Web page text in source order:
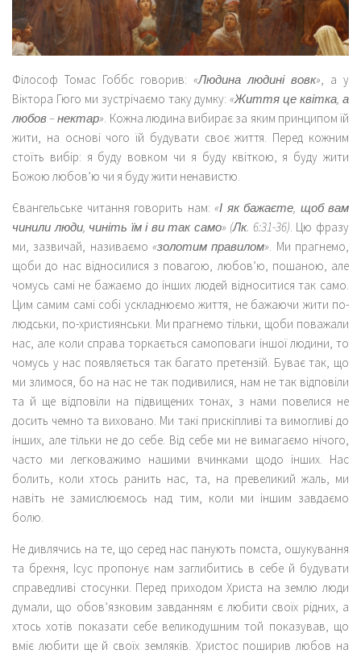
Філософ Томас Гоббс говорив: «Людина людині вовк», а у
Віктора Гюго ми зустрічаємо таку думку:«Життя це квітка, а
любов – нектар». Кожна людина вибирає за яким принципом їй
жити, на основі чого їй будувати своє життя. Перед кожним
стоїть вибір: я буду вовком чи я буду квіткою, я буду жити
Божою любов’ю чи я буду жити ненавистю.
Євангельське читання говорить нам: «І як бажаєте, щоб вам
чинили люди, чиніть їм і ви так само» (Лк. 6:31-36). Цю фразу
ми, зазвичай, називаємо «золотим правилом». Ми прагнемо,
щоби до нас відносилися з повагою, любов’ю, пошаною, але
чомусь самі не бажаємо до інших людей відноситися так само.
Цим самим самі собі ускладнюємо життя, не бажаючи жити по-
людськи, по-християнськи. Ми прагнемо тільки, щоби поважали
нас, але коли справа торкається самоповаги іншої людини, то
чомусь у нас появляється так багато претензій. Буває так, що
ми злимося, бо на нас не так подивилися, нам не так відповіли
та й ще відповіли на підвищених тонах, з нами повелися не
досить чемно та виховано. Ми такі прискіпливі та вимогливі до
інших, але тільки не до себе. Від себе ми не вимагаємо нічого,
часто ми легковажимо нашими вчинками щодо інших. Нас
болить, коли хтось ранить нас, та, на превеликий жаль, ми
навіть не замислюємось над тим, коли ми іншим завдаємо
болю.
Не дивлячись на те, що серед нас панують помста, ошукування
та брехня, Ісус пропонує нам заглибитись в себе й будувати
справедливі стосунки. Перед приходом Христа на землю люди
думали, що обов’язковим завданням є любити своїх рідних, а
хтось хотів показати себе великодушним той показував, що
вміє любити ще й своїх земляків. Христос поширив любов на